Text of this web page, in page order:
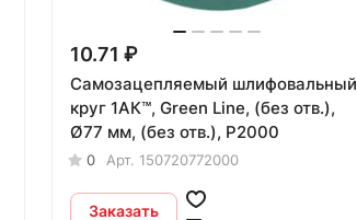
10.71 ₽
Самозацепляемый шлифовальный
круг 1АК™, Green Line, (без отв.),
Ø77 мм, (без отв.), P2000
0 Арт. 150720772000
Заказать